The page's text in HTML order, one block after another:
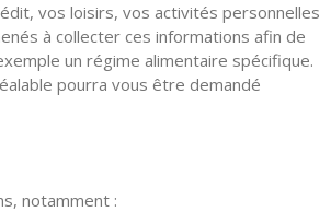
vos loisirs, vos activités personnelles
à collecter ces informations afin de
un régime alimentaire spécifique.
pourra vous être demandé
notamment :